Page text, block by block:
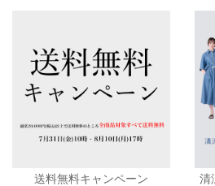
送料無料キャンペーン
清